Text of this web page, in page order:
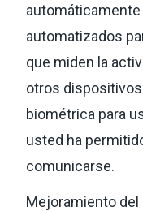
automatizados
que miden la
otros
biométrica para
usted ha
comunicarse.
Mejoramiento